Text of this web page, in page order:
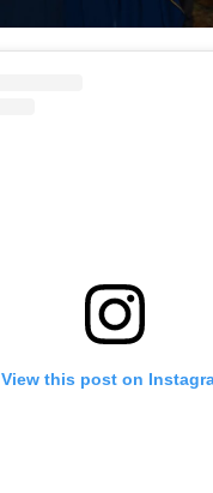
View this post on